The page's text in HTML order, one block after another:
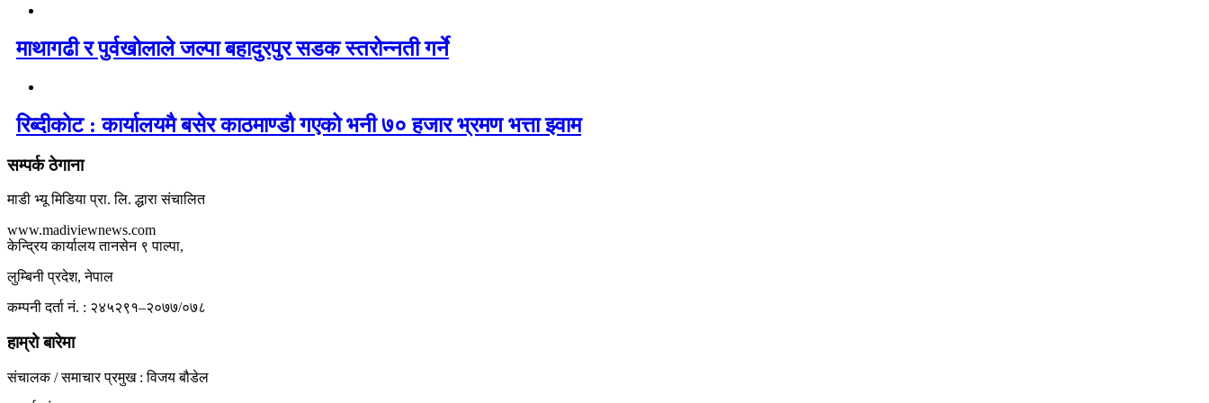
माथागढी र पुर्वखोलाले जल्पा बहादुरपुर सडक स्तरोन्नती गर्ने
रिब्दीकोट : कार्यालयमै बसेर काठमाण्डौ गएको भनी ७० हजार भ्रमण भत्ता झ्वाम
सम्पर्क ठेगाना
माडी भ्यू मिडिया प्रा. लि. द्धारा संचालित
www.madiviewnews.com
केन्द्रिय कार्यालय तानसेन ९ पाल्पा,
लुम्बिनी प्रदेश, नेपाल
कम्पनी दर्ता नं. : २४५२९१–२०७७/०७८
हाम्रो बारेमा
संचालक / समाचार प्रमुख : विजय बौडेल